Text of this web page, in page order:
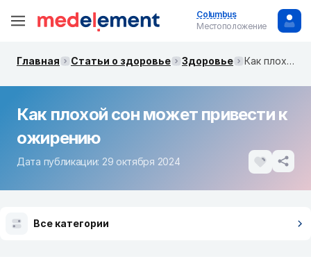
Columbus
Местоположение
Главная Статьи о здоровье Здоровье Как плохой сон может привести к ожирению
Как плохой сон может привести к
ожирению
Дата публикации: 29 октября 2024
Все категории